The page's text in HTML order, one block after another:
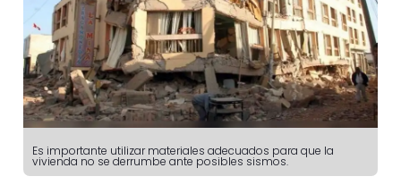
Es importante utilizar materiales adecuados para que la
vivienda no se derrumbe ante posibles sismos.